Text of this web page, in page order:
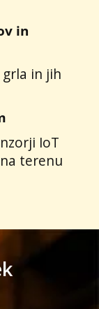
in
in jih
IoT
terenu